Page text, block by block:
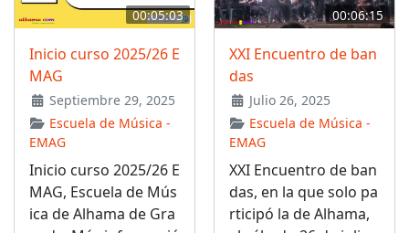
00:05:03
Inicio curso 2025/26 E
MAG
Septiembre 29, 2025
Escuela de Música -
EMAG
Inicio curso 2025/26 E
MAG, Escuela de Mús
ica de Alhama de Gra
00:06:15
XXI Encuentro de ban
das
Julio 26, 2025
Escuela de Música -
EMAG
XXI Encuentro de ban
das, en la que solo pa
rticipó la de Alhama,